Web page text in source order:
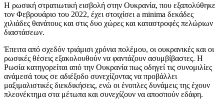
Η ρωσική στρατιωτική εισβολή στην Ουκρανία, που εξαπολύθηκε
τον Φεβρουάριο του 2022, έχει στοιχίσει a minima δεκάδες
χιλιάδες θανάτους και στις δυο χώρες και καταστροφές πελώριων
διαστάσεων.
Έπειτα από σχεδόν τριάμισι χρόνια πολέμου, οι ουκρανικές και οι
ρωσικές θέσεις εξακολουθούν να φαντάζουν ασυμβίβαστες. Η
Ρωσία κατηγορείται από την Ουκρανία πως οδηγεί τις συνομιλίες
ανάμεσά τους σε αδιέξοδο συνεχίζοντας να προβάλλει
μαξιμαλιστικές διεκδικήσεις, ενώ οι ένοπλες δυνάμεις της έχουν
πλεονέκτημα στα μέτωπα και συνεχίζουν να αποσπούν εδάφη.